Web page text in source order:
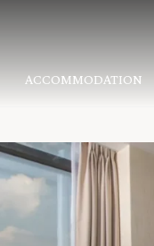
ACCOMMODATION